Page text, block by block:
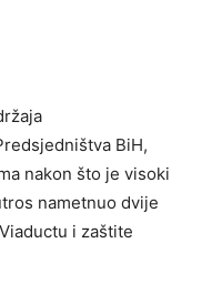
BiH,
nakon što je visoki
nametnuo dvije
i zaštite